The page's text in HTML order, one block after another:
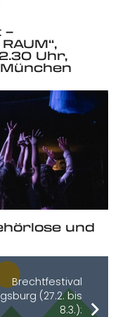
–
Uhr,
und
Brechtfestival
(27.2. bis
8.3.):